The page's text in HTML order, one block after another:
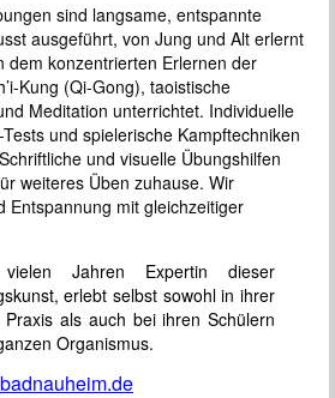
sind langsame, entspannte
ausgeführt, von Jung und Alt erlernt
dem konzentrierten Erlernen der
Kung (Qi-Gong), taoistische
Meditation unterrichtet. Individuelle
und spielerische Kampftechniken
und visuelle Übungshilfen
weiteres Üben zuhause. Wir
Entspannung mit gleichzeitiger
Jahren Expertin dieser
erlebt selbst sowohl in ihrer
als auch bei ihren Schülern
Organismus.